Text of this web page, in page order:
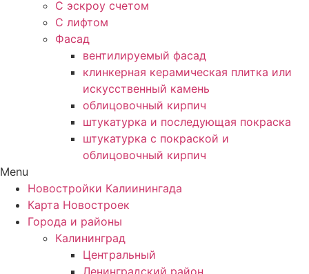
С эскроу счетом
С лифтом
Фасад
вентилируемый фасад
клинкерная керамическая плитка или
искусственный камень
облицовочный кирпич
штукатурка и последующая покраска
штукатурка с покраской и
облицовочный кирпич
Menu
Новостройки Калиинингада
Карта Новостроек
Города и районы
Калининград
Центральный
Ленинградский район